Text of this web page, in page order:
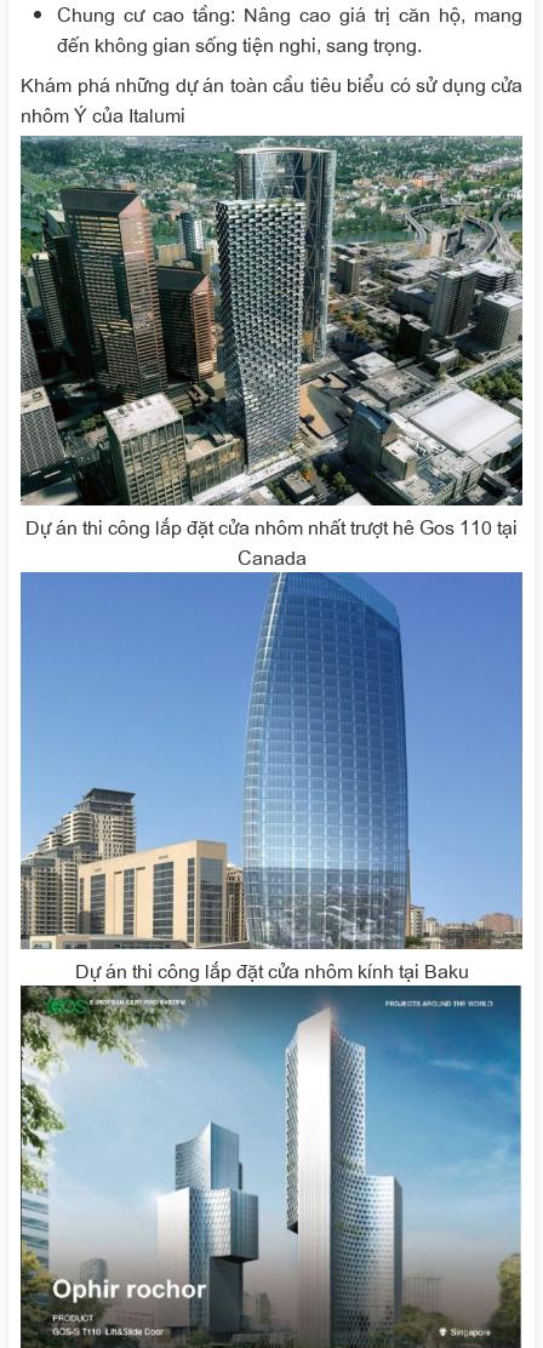
Chung cư cao tầng: Nâng cao giá trị căn hộ, mang
đến không gian sống tiện nghi, sang trọng.
Khám phá những dự án toàn cầu tiêu biểu có sử dụng cửa
nhôm Ý của Italumi
Dự án thi công lắp đặt cửa nhôm nhất trượt hê Gos 110 tại
Canada
Dự án thi công lắp đặt cửa nhôm kính tại Baku